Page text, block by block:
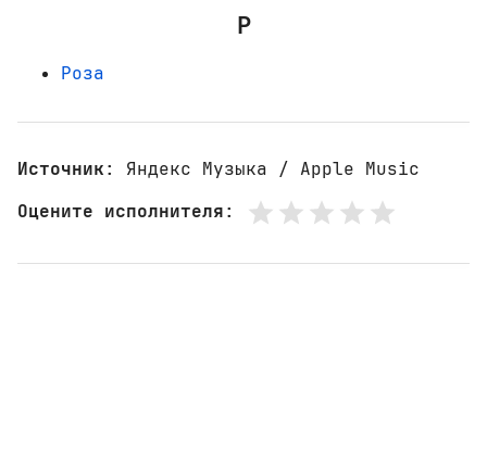
Р
Роза
Источник: Яндекс Музыка / Apple Music
Оцените исполнителя: